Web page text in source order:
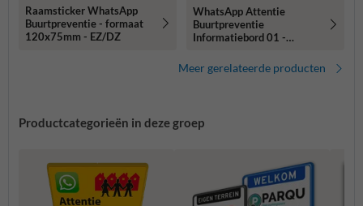
Raamsticker WhatsApp
Buurtpreventie - formaat
120x75mm - EZ/DZ
WhatsApp Attentie
Buurtpreventie
Informatiebord 01 -
Meer gerelateerde producten
Productcategorieën in deze groep